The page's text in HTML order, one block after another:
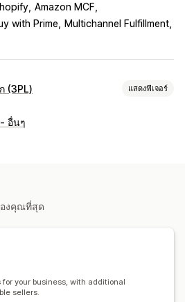
Amazon MCF
with Prime
Multichannel Fulfillment
(3PL) แสดงฟีเจอร์
ยแห่ง การแมป SKU
อื่นๆ
องคุณที่สุด
your business, with additional
sellers.